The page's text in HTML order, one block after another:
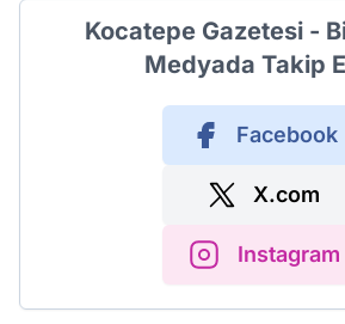
Kocatepe Gazetesi -
Medyada Takip
Facebook
X.com
Instagram